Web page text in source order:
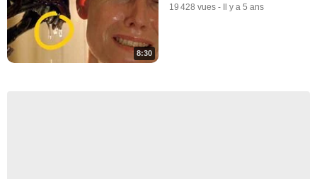
8:30
19 428 vues - Il y a 5 ans